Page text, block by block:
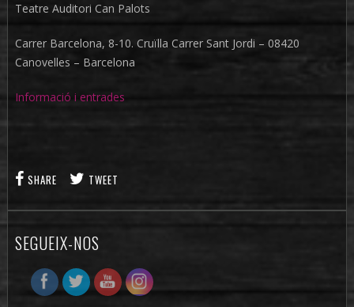
Teatre Auditori Can Palots
Carrer Barcelona, 8-10. Cruïlla Carrer Sant Jordi – 08420
Canovelles – Barcelona
Informació i entrades
SHARE TWEET
SEGUEIX-NOS